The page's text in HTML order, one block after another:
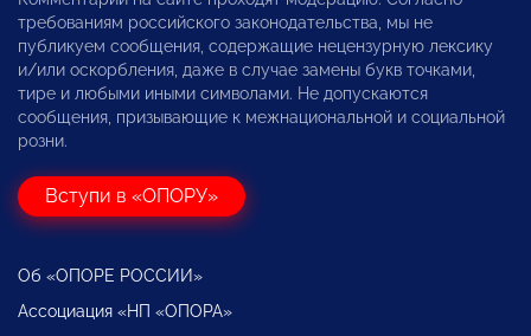
требованиям российского законодательства, мы не
публикуем сообщения, содержащие нецензурную лексику
и/или оскорбления, даже в случае замены букв точками,
тире и любыми иными символами. Не допускаются
сообщения, призывающие к межнациональной и социальной
розни.
Вступи в «ОПОРУ»
Об «ОПОРЕ РОССИИ»
Ассоциация «НП «ОПОРА»